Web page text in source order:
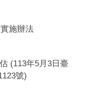
施辦法
(113年5月3日臺
號)